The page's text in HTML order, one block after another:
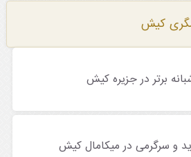
کیش
و سرگرمی در میکامال کیش